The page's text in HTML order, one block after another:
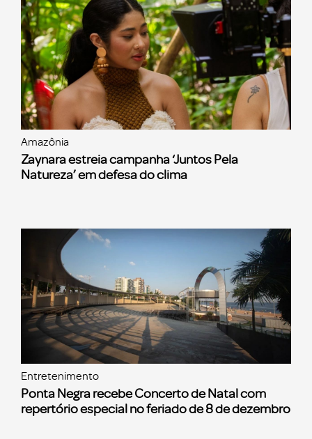
Amazônia
Zaynara estreia campanha ‘Juntos Pela
Natureza’ em defesa do clima
Entretenimento
Ponta Negra recebe Concerto de Natal com
repertório especial no feriado de 8 de dezembro